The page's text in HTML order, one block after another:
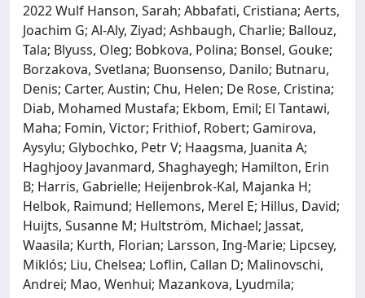
2022 Wulf Hanson, Sarah; Abbafati, Cristiana; Aerts,
Joachim G; Al-Aly, Ziyad; Ashbaugh, Charlie; Ballouz,
Tala; Blyuss, Oleg; Bobkova, Polina; Bonsel, Gouke;
Borzakova, Svetlana; Buonsenso, Danilo; Butnaru,
Denis; Carter, Austin; Chu, Helen; De Rose, Cristina;
Diab, Mohamed Mustafa; Ekbom, Emil; El Tantawi,
Maha; Fomin, Victor; Frithiof, Robert; Gamirova,
Aysylu; Glybochko, Petr V; Haagsma, Juanita A;
Haghjooy Javanmard, Shaghayegh; Hamilton, Erin
B; Harris, Gabrielle; Heijenbrok-Kal, Majanka H;
Helbok, Raimund; Hellemons, Merel E; Hillus, David;
Huijts, Susanne M; Hultström, Michael; Jassat,
Waasila; Kurth, Florian; Larsson, Ing-Marie; Lipcsey,
Miklós; Liu, Chelsea; Loflin, Callan D; Malinovschi,
Andrei; Mao, Wenhui; Mazankova, Lyudmila;